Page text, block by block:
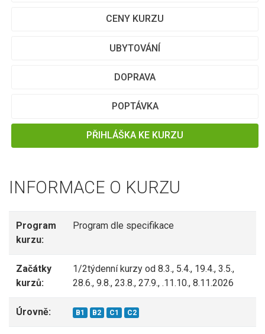
CENY KURZU
UBYTOVÁNÍ
DOPRAVA
POPTÁVKA
PŘIHLÁŠKA KE KURZU
INFORMACE O KURZU
Program
kurzu:
Program dle specifikace
Začátky
kurzů:
1/2týdenní kurzy od 8.3., 5.4., 19.4., 3.5.,
28.6., 9.8., 23.8., 27.9., .11.10., 8.11.2026
Úrovně: B1 B2 C1 C2